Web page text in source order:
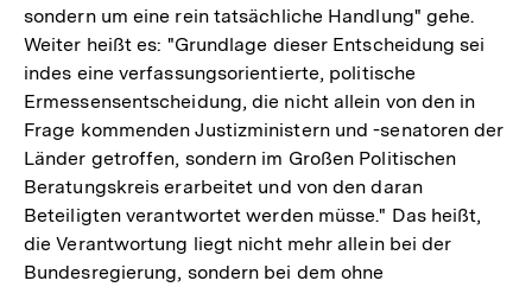
sondern um eine rein tatsächliche Handlung" gehe.
Weiter heißt es: "Grundlage dieser Entscheidung sei
indes eine verfassungsorientierte, politische
Ermessensentscheidung, die nicht allein von den in
Frage kommenden Justizministern und -senatoren der
Länder getroffen, sondern im Großen Politischen
Beratungskreis erarbeitet und von den daran
Beteiligten verantwortet werden müsse." Das heißt,
die Verantwortung liegt nicht mehr allein bei der
Bundesregierung, sondern bei dem ohne